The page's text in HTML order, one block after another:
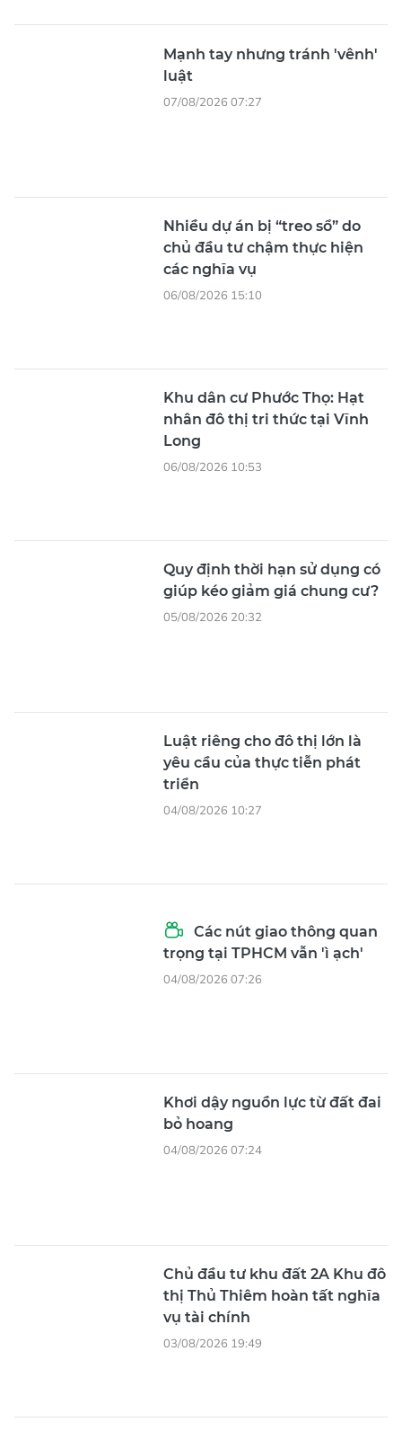
Mạnh tay nhưng tránh 'vênh'
luật
07/08/2026 07:27
Nhiều dự án bị “treo sổ” do
chủ đầu tư chậm thực hiện
các nghĩa vụ
06/08/2026 15:10
Khu dân cư Phước Thọ: Hạt
nhân đô thị tri thức tại Vĩnh
Long
06/08/2026 10:53
Quy định thời hạn sử dụng có
giúp kéo giảm giá chung cư?
05/08/2026 20:32
Luật riêng cho đô thị lớn là
yêu cầu của thực tiễn phát
triển
04/08/2026 10:27
Các nút giao thông quan
trọng tại TPHCM vẫn 'ì ạch'
04/08/2026 07:26
Khơi dậy nguồn lực từ đất đai
bỏ hoang
04/08/2026 07:24
Chủ đầu tư khu đất 2A Khu đô
thị Thủ Thiêm hoàn tất nghĩa
vụ tài chính
03/08/2026 19:49